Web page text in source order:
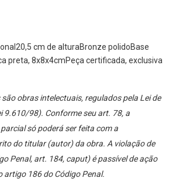
cm de alturaBronze polidoBase
preta, 8x8x4cmPeça certificada, exclusiva
obras intelectuais, regulados pela Lei de
9.610/98). Conforme seu art. 78, a
só poderá ser feita com a
do titular (autor) da obra. A violação de
Penal, art. 184, caput) é passível de ação
artigo 186 do Código Penal.